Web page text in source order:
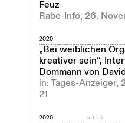
Feuz
Rabe-Info, 26.
2020
„Bei weiblichen
kreativer sein“,
Dommann von
in: Tages-Anzeiger,
21
2020 Link